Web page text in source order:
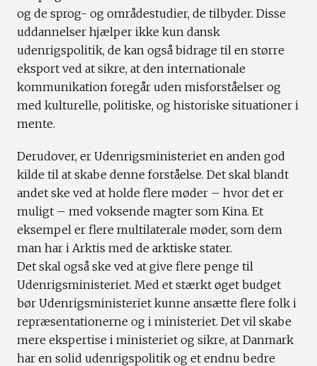
og de sprog- og områdestudier, de tilbyder. Disse
uddannelser hjælper ikke kun dansk
udenrigspolitik, de kan også bidrage til en større
eksport ved at sikre, at den internationale
kommunikation foregår uden misforståelser og
med kulturelle, politiske, og historiske situationer i
mente.
Derudover, er Udenrigsministeriet en anden god
kilde til at skabe denne forståelse. Det skal blandt
andet ske ved at holde flere møder – hvor det er
muligt – med voksende magter som Kina. Et
eksempel er flere multilaterale møder, som dem
man har i Arktis med de arktiske stater.
Det skal også ske ved at give flere penge til
Udenrigsministeriet. Med et stærkt øget budget
bør Udenrigsministeriet kunne ansætte flere folk i
repræsentationerne og i ministeriet. Det vil skabe
mere ekspertise i ministeriet og sikre, at Danmark
har en solid udenrigspolitik og et endnu bedre